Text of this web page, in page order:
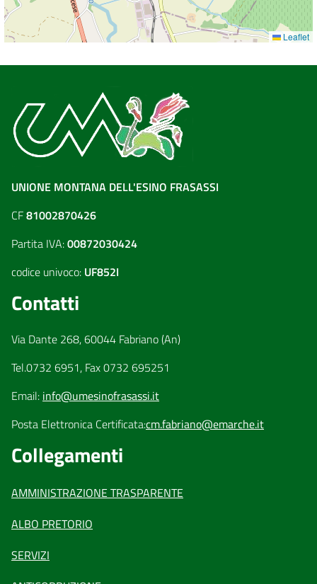
Leaflet
UNIONE MONTANA DELL'ESINO FRASASSI
CF81002870426
Partita IVA:00872030424
codice univoco: UF852I
Contatti
Via Dante 268, 60044 Fabriano (An)
Tel.0732 6951, Fax 0732 695251
Email: info@umesinofrasassi.it
Posta Elettronica Certificata:cm.fabriano@emarche.it
Collegamenti
AMMINISTRAZIONE TRASPARENTE
ALBO PRETORIO
SERVIZI